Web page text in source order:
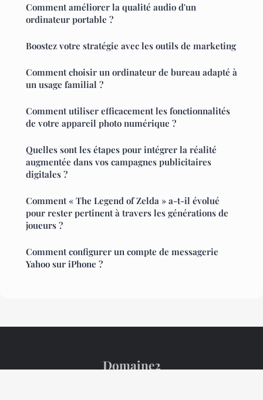
Comment améliorer la qualité audio d'un
ordinateur portable ?
Boostez votre stratégie avec les outils de marketing
Comment choisir un ordinateur de bureau adapté à
un usage familial ?
Comment utiliser efficacement les fonctionnalités
de votre appareil photo numérique ?
Quelles sont les étapes pour intégrer la réalité
augmentée dans vos campagnes publicitaires
digitales ?
Comment « The Legend of Zelda » a-t-il évolué
pour rester pertinent à travers les générations de
joueurs ?
Comment configurer un compte de messagerie
Yahoo sur iPhone ?
Domaine2